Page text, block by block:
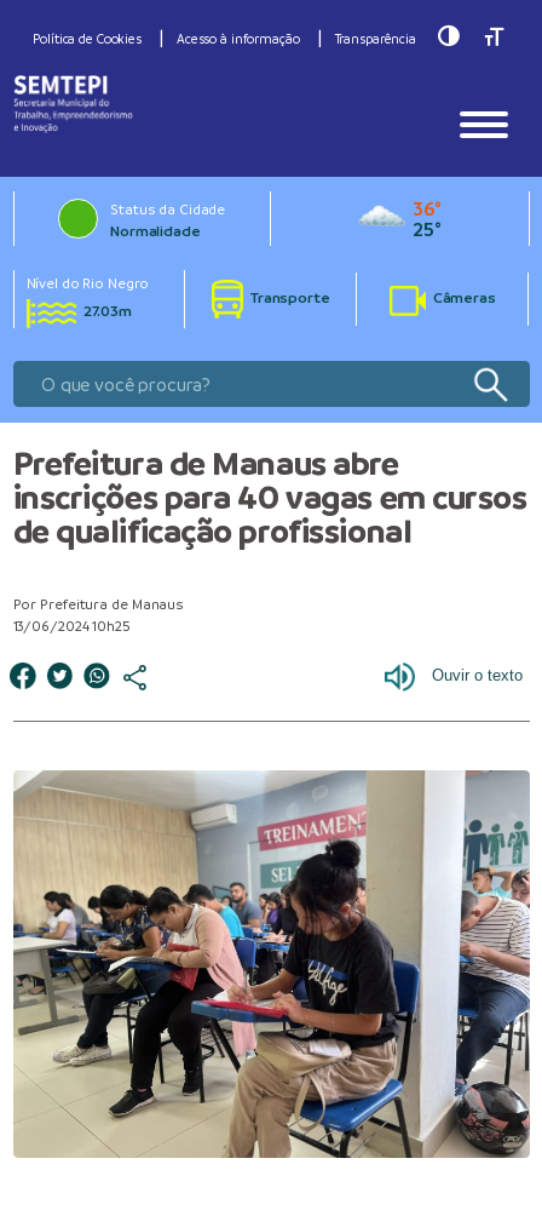
Política de Cookies Acesso à informação Transparência Toggle
Status da Cidade
Normalidade
36°
25°
Nível do Rio Negro
27.03m
Transporte Câmeras
Prefeitura de Manaus abre
inscrições para 40 vagas em cursos
de qualificação profissional
Por Prefeitura de Manaus
13/06/2024 10h25